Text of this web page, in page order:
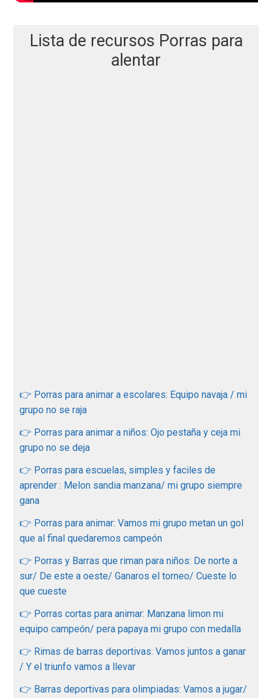
Lista de recursos Porras para
alentar
👉 Porras para animar a escolares: Equipo navaja / mi
grupo no se raja
👉 Porras para animar a niños: Ojo pestaña y ceja mi
grupo no se deja
👉 Porras para escuelas, simples y faciles de
aprender : Melon sandia manzana/ mi grupo siempre
gana
👉 Porras para animar: Vamos mi grupo metan un gol
que al final quedaremos campeón
👉 Porras y Barras que riman para niños: De norte a
sur/ De este a oeste/ Ganaros el torneo/ Cueste lo
que cueste
👉 Porras cortas para animar: Manzana limon mi
equipo campeón/ pera papaya mi grupo con medalla
👉 Rimas de barras deportivas: Vamos juntos a ganar
/ Y el triunfo vamos a llevar
👉 Barras deportivas para olimpiadas: Vamos a jugar/